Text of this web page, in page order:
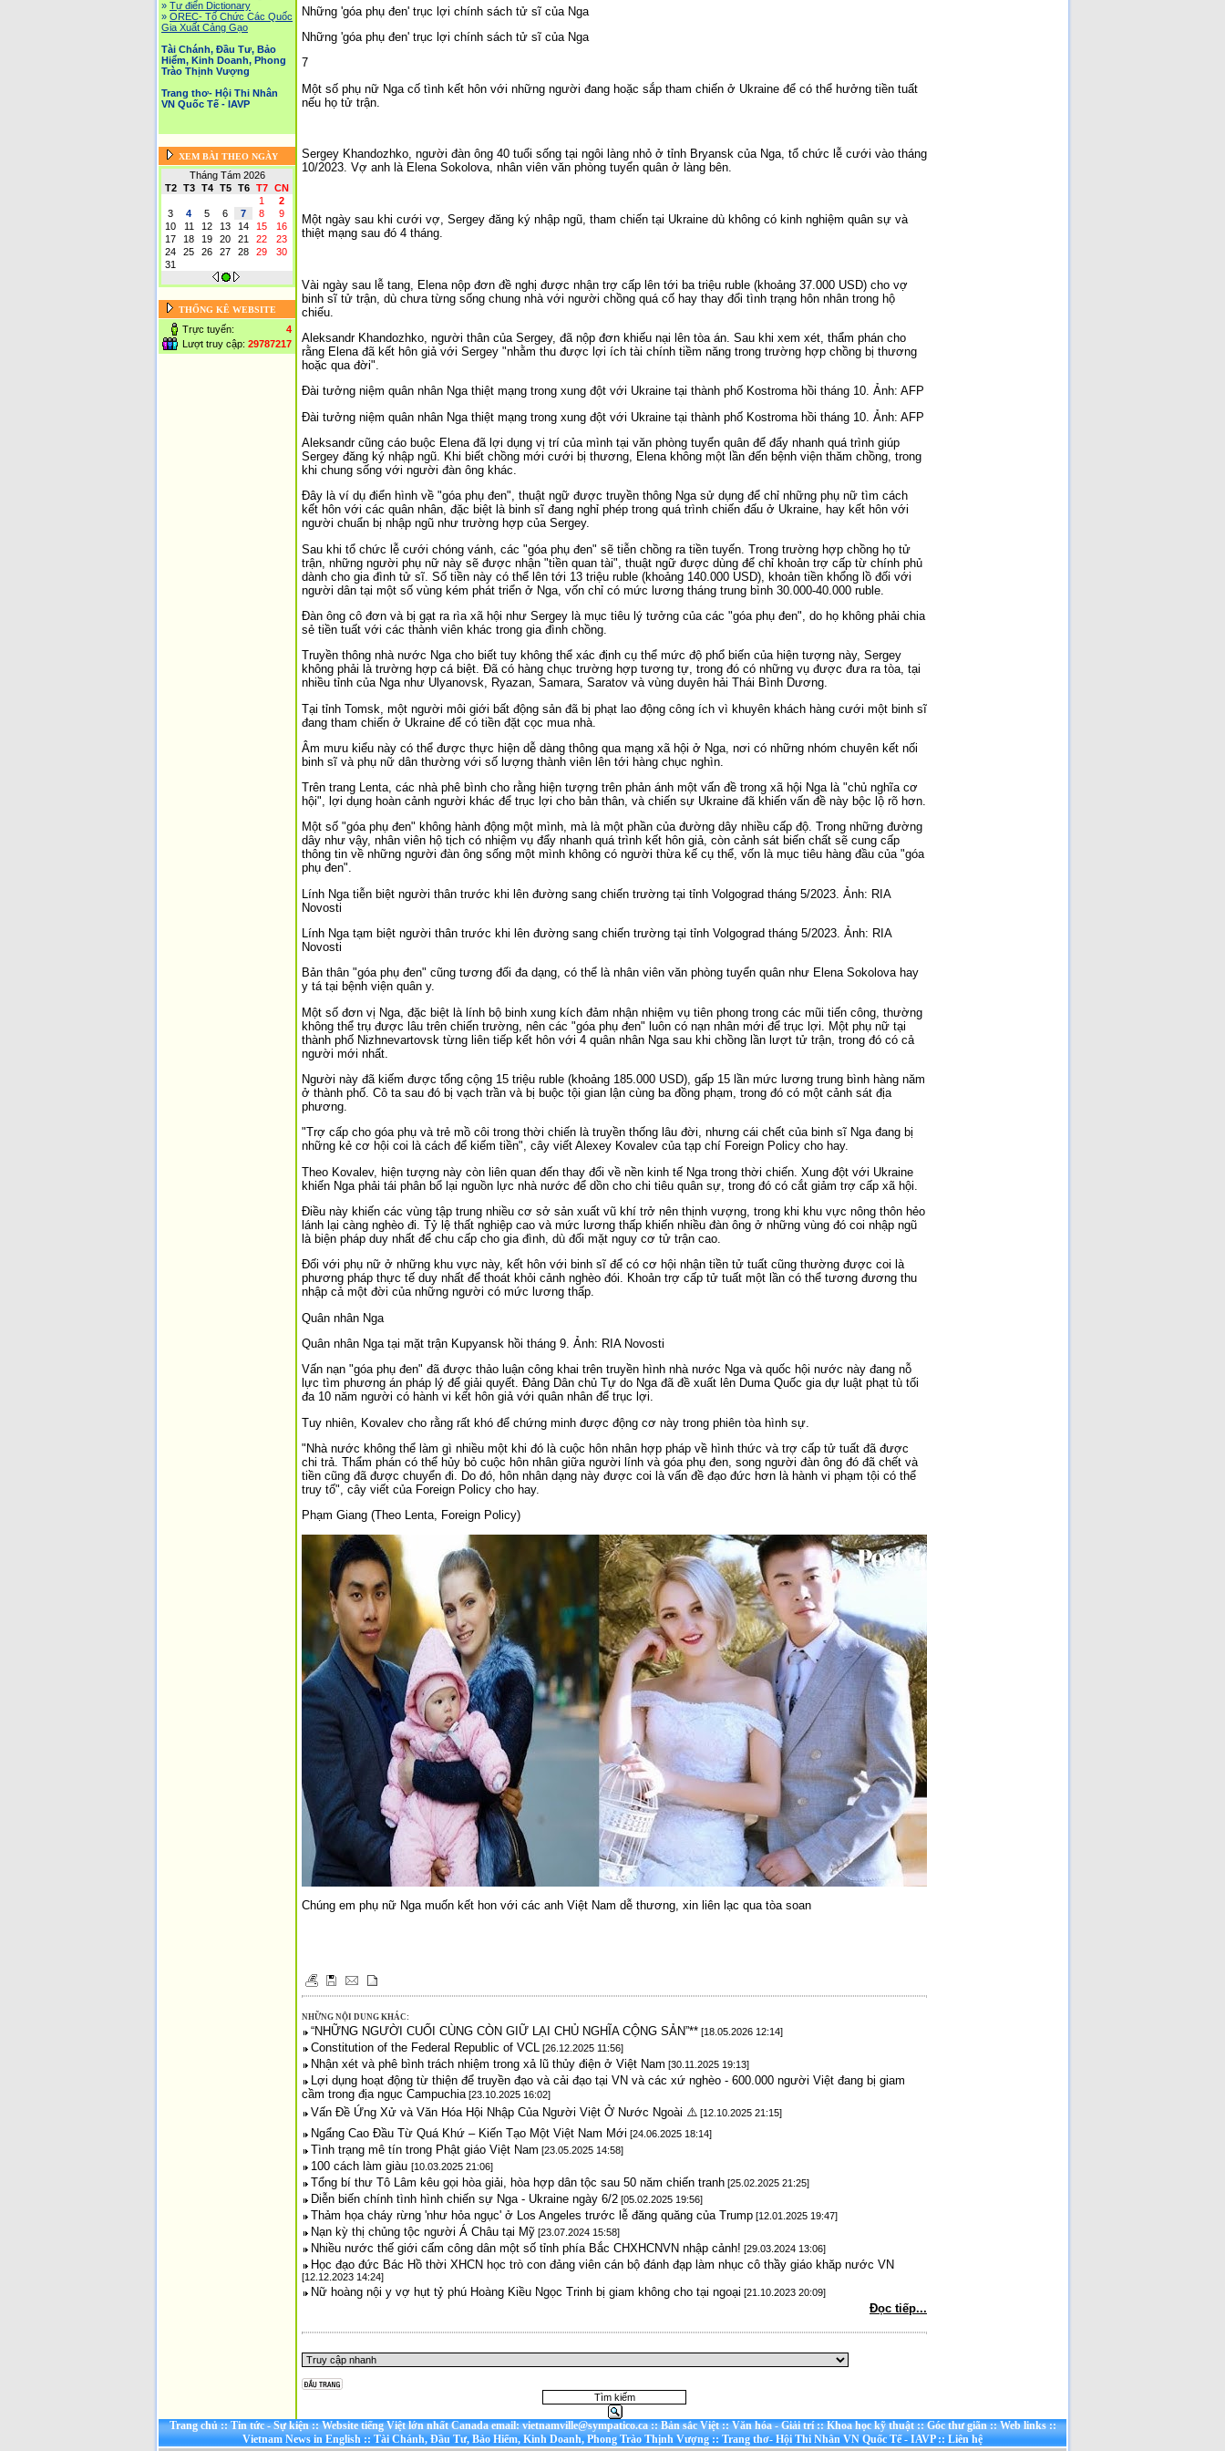
» Tự điển Dictionary
» OREC- Tố Chức Các Quốc
Gia Xuất Cảng Gạo
Tài Chánh, Đầu Tư, Bảo
Hiểm, Kinh Doanh, Phong
Trào Thịnh Vượng
Trang thơ- Hội Thi Nhân
VN Quốc Tế - IAVP
XEM BÀI THEO NGÀY
Tháng Tám 2026
T2
T3 T4 T5 T6 T7
CN
1
2
3
4 5 6 7 8
9
10
11 12 13 14 15
16
17
18 19 20 21 22
23
24
25 26 27 28 29
30
31
THỐNG KÊ WEBSITE
Trực tuyến:
4
Lượt truy cập: 29787217
Những 'góa phụ đen' trục lợi chính sách tử sĩ của Nga
Những 'góa phụ đen' trục lợi chính sách tử sĩ của Nga
7
Một số phụ nữ Nga cố tình kết hôn với những người đang hoặc sắp tham chiến ở Ukraine để có thể hưởng tiền tuất
nếu họ tử trận.
Sergey Khandozhko, người đàn ông 40 tuổi sống tại ngôi làng nhỏ ở tỉnh Bryansk của Nga, tổ chức lễ cưới vào tháng
10/2023. Vợ anh là Elena Sokolova, nhân viên văn phòng tuyển quân ở làng bên.
Một ngày sau khi cưới vợ, Sergey đăng ký nhập ngũ, tham chiến tại Ukraine dù không có kinh nghiệm quân sự và
thiệt mạng sau đó 4 tháng.
Vài ngày sau lễ tang, Elena nộp đơn đề nghị được nhận trợ cấp lên tới ba triệu ruble (khoảng 37.000 USD) cho vợ
binh sĩ tử trận, dù chưa từng sống chung nhà với người chồng quá cố hay thay đổi tình trạng hôn nhân trong hộ
chiếu.
Aleksandr Khandozhko, người thân của Sergey, đã nộp đơn khiếu nại lên tòa án. Sau khi xem xét, thẩm phán cho
rằng Elena đã kết hôn giả với Sergey "nhằm thu được lợi ích tài chính tiềm năng trong trường hợp chồng bị thương
hoặc qua đời".
Đài tưởng niệm quân nhân Nga thiệt mạng trong xung đột với Ukraine tại thành phố Kostroma hồi tháng 10. Ảnh: AFP
Đài tưởng niệm quân nhân Nga thiệt mạng trong xung đột với Ukraine tại thành phố Kostroma hồi tháng 10. Ảnh: AFP
Aleksandr cũng cáo buộc Elena đã lợi dụng vị trí của mình tại văn phòng tuyển quân để đẩy nhanh quá trình giúp
Sergey đăng ký nhập ngũ. Khi biết chồng mới cưới bị thương, Elena không một lần đến bệnh viện thăm chồng, trong
khi chung sống với người đàn ông khác.
Đây là ví dụ điển hình về "góa phụ đen", thuật ngữ được truyền thông Nga sử dụng để chỉ những phụ nữ tìm cách
kết hôn với các quân nhân, đặc biệt là binh sĩ đang nghỉ phép trong quá trình chiến đấu ở Ukraine, hay kết hôn với
người chuẩn bị nhập ngũ như trường hợp của Sergey.
Sau khi tổ chức lễ cưới chóng vánh, các "góa phụ đen" sẽ tiễn chồng ra tiền tuyến. Trong trường hợp chồng họ tử
trận, những người phụ nữ này sẽ được nhận "tiền quan tài", thuật ngữ được dùng để chỉ khoản trợ cấp từ chính phủ
dành cho gia đình tử sĩ. Số tiền này có thể lên tới 13 triệu ruble (khoảng 140.000 USD), khoản tiền khổng lồ đối với
người dân tại một số vùng kém phát triển ở Nga, vốn chỉ có mức lương tháng trung bình 30.000-40.000 ruble.
Đàn ông cô đơn và bị gạt ra rìa xã hội như Sergey là mục tiêu lý tưởng của các "góa phụ đen", do họ không phải chia
sẻ tiền tuất với các thành viên khác trong gia đình chồng.
Truyền thông nhà nước Nga cho biết tuy không thể xác định cụ thể mức độ phổ biến của hiện tượng này, Sergey
không phải là trường hợp cá biệt. Đã có hàng chục trường hợp tương tự, trong đó có những vụ được đưa ra tòa, tại
nhiều tỉnh của Nga như Ulyanovsk, Ryazan, Samara, Saratov và vùng duyên hải Thái Bình Dương.
Tại tỉnh Tomsk, một người môi giới bất động sản đã bị phạt lao động công ích vì khuyên khách hàng cưới một binh sĩ
đang tham chiến ở Ukraine để có tiền đặt cọc mua nhà.
Âm mưu kiểu này có thể được thực hiện dễ dàng thông qua mạng xã hội ở Nga, nơi có những nhóm chuyên kết nối
binh sĩ và phụ nữ dân thường với số lượng thành viên lên tới hàng chục nghìn.
Trên trang Lenta, các nhà phê bình cho rằng hiện tượng trên phản ánh một vấn đề trong xã hội Nga là "chủ nghĩa cơ
hội", lợi dụng hoàn cảnh người khác để trục lợi cho bản thân, và chiến sự Ukraine đã khiến vấn đề này bộc lộ rõ hơn.
Một số "góa phụ đen" không hành động một mình, mà là một phần của đường dây nhiều cấp độ. Trong những đường
dây như vậy, nhân viên hộ tịch có nhiệm vụ đẩy nhanh quá trình kết hôn giả, còn cảnh sát biến chất sẽ cung cấp
thông tin về những người đàn ông sống một mình không có người thừa kế cụ thể, vốn là mục tiêu hàng đầu của "góa
phụ đen".
Lính Nga tiễn biệt người thân trước khi lên đường sang chiến trường tại tỉnh Volgograd tháng 5/2023. Ảnh: RIA
Novosti
Lính Nga tạm biệt người thân trước khi lên đường sang chiến trường tại tỉnh Volgograd tháng 5/2023. Ảnh: RIA
Novosti
Bản thân "góa phụ đen" cũng tương đối đa dạng, có thể là nhân viên văn phòng tuyển quân như Elena Sokolova hay
y tá tại bệnh viện quân y.
Một số đơn vị Nga, đặc biệt là lính bộ binh xung kích đảm nhận nhiệm vụ tiên phong trong các mũi tiến công, thường
không thể trụ được lâu trên chiến trường, nên các "góa phụ đen" luôn có nạn nhân mới để trục lợi. Một phụ nữ tại
thành phố Nizhnevartovsk từng liên tiếp kết hôn với 4 quân nhân Nga sau khi chồng lần lượt tử trận, trong đó có cả
người mới nhất.
Người này đã kiếm được tổng cộng 15 triệu ruble (khoảng 185.000 USD), gấp 15 lần mức lương trung bình hàng năm
ở thành phố. Cô ta sau đó bị vạch trần và bị buộc tội gian lận cùng ba đồng phạm, trong đó có một cảnh sát địa
phương.
"Trợ cấp cho góa phụ và trẻ mồ côi trong thời chiến là truyền thống lâu đời, nhưng cái chết của binh sĩ Nga đang bị
những kẻ cơ hội coi là cách để kiếm tiền", cây viết Alexey Kovalev của tạp chí Foreign Policy cho hay.
Theo Kovalev, hiện tượng này còn liên quan đến thay đổi về nền kinh tế Nga trong thời chiến. Xung đột với Ukraine
khiến Nga phải tái phân bổ lại nguồn lực nhà nước để dồn cho chi tiêu quân sự, trong đó có cắt giảm trợ cấp xã hội.
Điều này khiến các vùng tập trung nhiều cơ sở sản xuất vũ khí trở nên thịnh vượng, trong khi khu vực nông thôn hẻo
lánh lại càng nghèo đi. Tỷ lệ thất nghiệp cao và mức lương thấp khiến nhiều đàn ông ở những vùng đó coi nhập ngũ
là biện pháp duy nhất để chu cấp cho gia đình, dù đối mặt nguy cơ tử trận cao.
Đối với phụ nữ ở những khu vực này, kết hôn với binh sĩ để có cơ hội nhận tiền tử tuất cũng thường được coi là
phương pháp thực tế duy nhất để thoát khỏi cảnh nghèo đói. Khoản trợ cấp tử tuất một lần có thể tương đương thu
nhập cả một đời của những người có mức lương thấp.
Quân nhân Nga
Quân nhân Nga tại mặt trận Kupyansk hồi tháng 9. Ảnh: RIA Novosti
Vấn nạn "góa phụ đen" đã được thảo luận công khai trên truyền hình nhà nước Nga và quốc hội nước này đang nỗ
lực tìm phương án pháp lý để giải quyết. Đảng Dân chủ Tự do Nga đã đề xuất lên Duma Quốc gia dự luật phạt tù tối
đa 10 năm người có hành vi kết hôn giả với quân nhân để trục lợi.
Tuy nhiên, Kovalev cho rằng rất khó để chứng minh được động cơ này trong phiên tòa hình sự.
"Nhà nước không thể làm gì nhiều một khi đó là cuộc hôn nhân hợp pháp về hình thức và trợ cấp tử tuất đã được
chi trả. Thẩm phán có thể hủy bỏ cuộc hôn nhân giữa người lính và góa phụ đen, song người đàn ông đó đã chết và
tiền cũng đã được chuyển đi. Do đó, hôn nhân dạng này được coi là vấn đề đạo đức hơn là hành vi phạm tội có thể
truy tố", cây viết của Foreign Policy cho hay.
Phạm Giang (Theo Lenta, Foreign Policy)
Chúng em phụ nữ Nga muốn kết hon với các anh Việt Nam dễ thương, xin liên lạc qua tòa soan
NHỮNG NỘI DUNG KHÁC:
“NHỮNG NGƯỜI CUỐI CÙNG CÒN GIỮ LẠI CHỦ NGHĨA CỘNG SẢN”** [18.05.2026 12:14]
Constitution of the Federal Republic of VCL [26.12.2025 11:56]
Nhận xét và phê bình trách nhiệm trong xả lũ thủy điện ở Việt Nam [30.11.2025 19:13]
Lợi dụng hoạt động từ thiện để truyền đạo và cải đạo tại VN và các xứ nghèo - 600.000 người Việt đang bị giam
cầm trong địa ngục Campuchia [23.10.2025 16:02]
Vấn Đề Ứng Xử và Văn Hóa Hội Nhập Của Người Việt Ở Nước Ngoài ⚠️ [12.10.2025 21:15]
Ngẩng Cao Đầu Từ Quá Khứ – Kiến Tạo Một Việt Nam Mới [24.06.2025 18:14]
Tình trạng mê tín trong Phật giáo Việt Nam [23.05.2025 14:58]
100 cách làm giàu [10.03.2025 21:06]
Tổng bí thư Tô Lâm kêu gọi hòa giải, hòa hợp dân tộc sau 50 năm chiến tranh [25.02.2025 21:25]
Diễn biến chính tình hình chiến sự Nga - Ukraine ngày 6/2 [05.02.2025 19:56]
Thảm họa cháy rừng 'như hỏa ngục' ở Los Angeles trước lễ đăng quăng của Trump [12.01.2025 19:47]
Nạn kỳ thị chủng tộc người Á Châu tại Mỹ [23.07.2024 15:58]
Nhiều nước thế giới cấm công dân một số tỉnh phía Bắc CHXHCNVN nhập cảnh! [29.03.2024 13:06]
Học đạo đức Bác Hồ thời XHCN học trò con đảng viên cán bộ đánh đạp làm nhục cô thầy giáo khăp nước VN
[12.12.2023 14:24]
Nữ hoàng nội y vợ hụt tỷ phú Hoàng Kiều Ngọc Trinh bị giam không cho tại ngoại [21.10.2023 20:09]
Đọc tiếp...
Trang chủ::Tin tức - Sự kiện::Website tiếng Việt lớn nhất Canada email: vietnamville@sympatico.ca::Bản sắc Việt::Văn hóa - Giải trí::Khoa học kỹ thuật::Góc thư giãn::Web links::
Vietnam News in English::Tài Chánh, Đầu Tư, Bảo Hiểm, Kinh Doanh, Phong Trào Thịnh Vượng::Trang thơ- Hội Thi Nhân VN Quốc Tế - IAVP::Liên hệ